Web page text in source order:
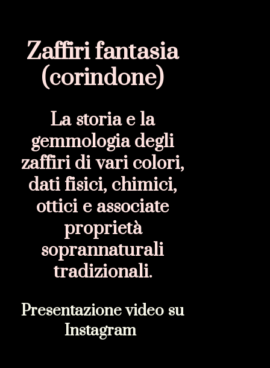
Zaffiri fantasia
(corindone)
La storia e la
gemmologia degli
zaffiri di vari colori,
dati fisici, chimici,
ottici e associate
proprietà
soprannaturali
tradizionali.
Presentazione video su
Instagram